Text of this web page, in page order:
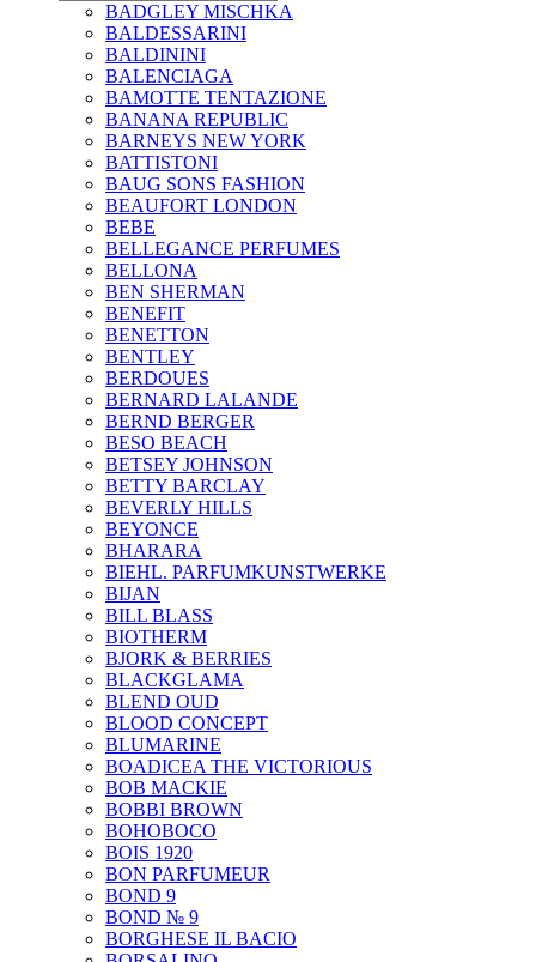
BADGLEY MISCHKA
BALDESSARINI
BALDININI
BALENCIAGA
BAMOTTE TENTAZIONE
BANANA REPUBLIC
BARNEYS NEW YORK
BATTISTONI
BAUG SONS FASHION
BEAUFORT LONDON
BEBE
BELLEGANCE PERFUMES
BELLONA
BEN SHERMAN
BENEFIT
BENETTON
BENTLEY
BERDOUES
BERNARD LALANDE
BERND BERGER
BESO BEACH
BETSEY JOHNSON
BETTY BARCLAY
BEVERLY HILLS
BEYONCE
BHARARA
BIEHL. PARFUMKUNSTWERKE
BIJAN
BILL BLASS
BIOTHERM
BJORK & BERRIES
BLACKGLAMA
BLEND OUD
BLOOD CONCEPT
BLUMARINE
BOADICEA THE VICTORIOUS
BOB MACKIE
BOBBI BROWN
BOHOBOCO
BOIS 1920
BON PARFUMEUR
BOND 9
BOND № 9
BORGHESE IL BACIO